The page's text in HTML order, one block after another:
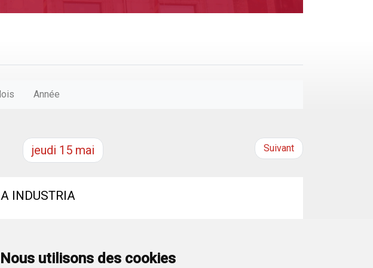
Nous utilisons des cookies
Année
jeudi 15 mai Suivant
INDUSTRIA
INDUSTRIA «Los jueves de la industria» KRONOSPAN Burgos en
construyebdo un futuro...